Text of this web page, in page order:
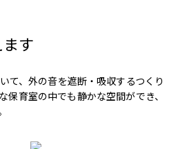
す
て、外の音を遮断・吸収するつくり
保育室の中でも静かな空間ができ、